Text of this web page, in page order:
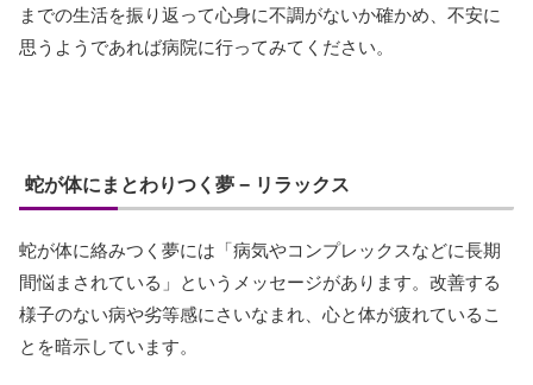
までの生活を振り返って心身に不調がないか確かめ、不安に
思うようであれば病院に行ってみてください。
蛇が体にまとわりつく夢 − リラックス
蛇が体に絡みつく夢には「病気やコンプレックスなどに長期
間悩まされている」というメッセージがあります。改善する
様子のない病や劣等感にさいなまれ、心と体が疲れているこ
とを暗示しています。